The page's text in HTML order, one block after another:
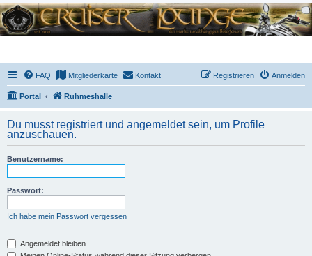
FAQ Mitgliederkarte Kontakt Anmelden
Registrieren
Portal Ruhmeshalle
Du musst registriert und angemeldet sein, um Profile
anzuschauen.
Benutzername:
Passwort:
Ich habe mein Passwort vergessen
Angemeldet bleiben